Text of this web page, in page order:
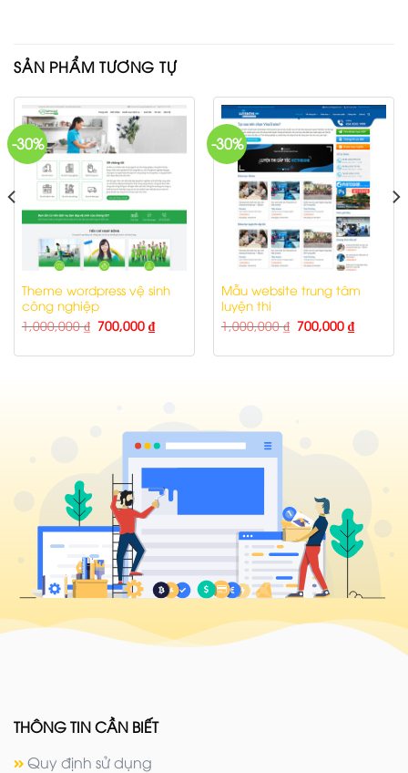
SẢN PHẨM TƯƠNG TỰ
-30%
Theme wordpress vệ sinh
công nghiệp
1,000,000₫ 700,000 ₫
-30%
Mẫu website trung tâm
luyện thi
1,000,000₫ 700,000 ₫
THÔNG TIN CẦN BIẾT
Quy định sử dụng